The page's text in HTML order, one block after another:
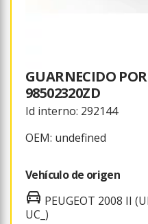
GUARNECIDO
98502320ZD
Id interno: 292144
OEM: undefined
Vehículo de origen
PEUGEOT 2008 II
UC_)